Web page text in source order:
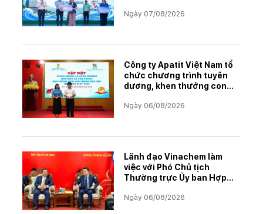
Ngày 07/08/2026
Công ty Apatit Việt Nam tổ
chức chương trình tuyên
dương, khen thưởng con
học tập xuất sắc năm học
Ngày 06/08/2026
Lãnh đạo Vinachem làm
việc với Phó Chủ tịch
Thường trực Ủy ban Hợp
đẩy triển khai Dự án Kali
Ngày 06/08/2026